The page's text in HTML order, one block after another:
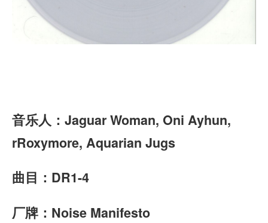
音乐人：Jaguar Woman, Oni Ayhun,
rRoxymore, Aquarian Jugs
曲目：DR1-4
厂牌：Noise Manifesto